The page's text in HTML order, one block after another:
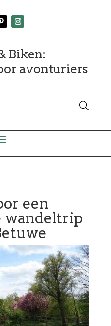
Biken:
avonturiers
een
wandeltrip